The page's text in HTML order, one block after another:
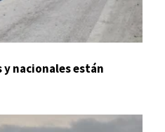
y nacionales están